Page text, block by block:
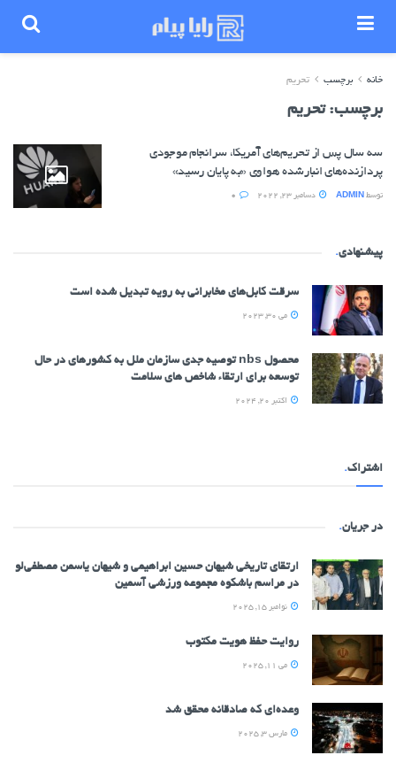
خانه برچسب تحریم
برچسب:تحریم
سه سال پس از تحریم‌های آمریکا، سرانجام موجودی
پردازنده‌های انبارشده هواوی «به پایان رسید»
توسط ADMIN دسامبر 23, 2022
پیشنهادی.
سرقت کابل‌های مخابرانی به رویه تبدیل شده است
می 30, 2023
محصول nbs توصیه جدی سازمان ملل به کشورهای در حال
توسعه برای ارتقاء شاخص های سلامت
اکتبر 20, 2024
اشتراک.
در جریان.
ارتقای تاریخی شیهان حسین ابراهیمی و شیهان یاسمن مصطفی‌لو
در مراسم باشکوه مجموعه ورزشی آسمین
نوامبر 15, 2025
روایت حفظ هویت مکتوب
می 11, 2025
وعده‌ای که صادقانه محقق شد
مارس 3, 2025